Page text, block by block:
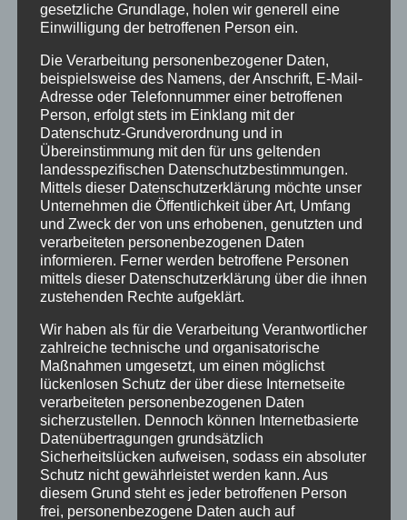
Bürgerinformationen
Fortbildungen
Klimaschutz Best Practice
Startseite
Veranstaltungen
Stichwörter
2024 agathazell Aktion Allgäu alpsee-grünten
Antrag Arbeiten ausweis Bauhof Bayern
Bekanntmachung Brauchtum burgberg
Burgberg im Allgäu burgentage Bürger Bürgerbüro
Bürgerinfo bürgermeister corona Dorfplatz
ehrung Gemeinde Gemeinde Burgberg
gemeinderat Gesucht Grünten Grüntenhalle
hinweis hochwasser Holzfällung
Landkreis Oberallgäu Landratsamt Maibaum
gesetzliche Grundlage, holen wir generell eine
Einwilligung der betroffenen Person ein.
Die Verarbeitung personenbezogener Daten,
beispielsweise des Namens, der Anschrift, E-Mail-
Adresse oder Telefonnummer einer betroffenen
Person, erfolgt stets im Einklang mit der
Datenschutz-Grundverordnung und in
Übereinstimmung mit den für uns geltenden
landesspezifischen Datenschutzbestimmungen.
Mittels dieser Datenschutzerklärung möchte unser
Unternehmen die Öffentlichkeit über Art, Umfang
und Zweck der von uns erhobenen, genutzten und
verarbeiteten personenbezogenen Daten
informieren. Ferner werden betroffene Personen
mittels dieser Datenschutzerklärung über die ihnen
zustehenden Rechte aufgeklärt.
Wir haben als für die Verarbeitung Verantwortlicher
zahlreiche technische und organisatorische
Maßnahmen umgesetzt, um einen möglichst
lückenlosen Schutz der über diese Internetseite
verarbeiteten personenbezogenen Daten
sicherzustellen. Dennoch können Internetbasierte
Datenübertragungen grundsätzlich
Sicherheitslücken aufweisen, sodass ein absoluter
Schutz nicht gewährleistet werden kann. Aus
diesem Grund steht es jeder betroffenen Person
frei, personenbezogene Daten auch auf